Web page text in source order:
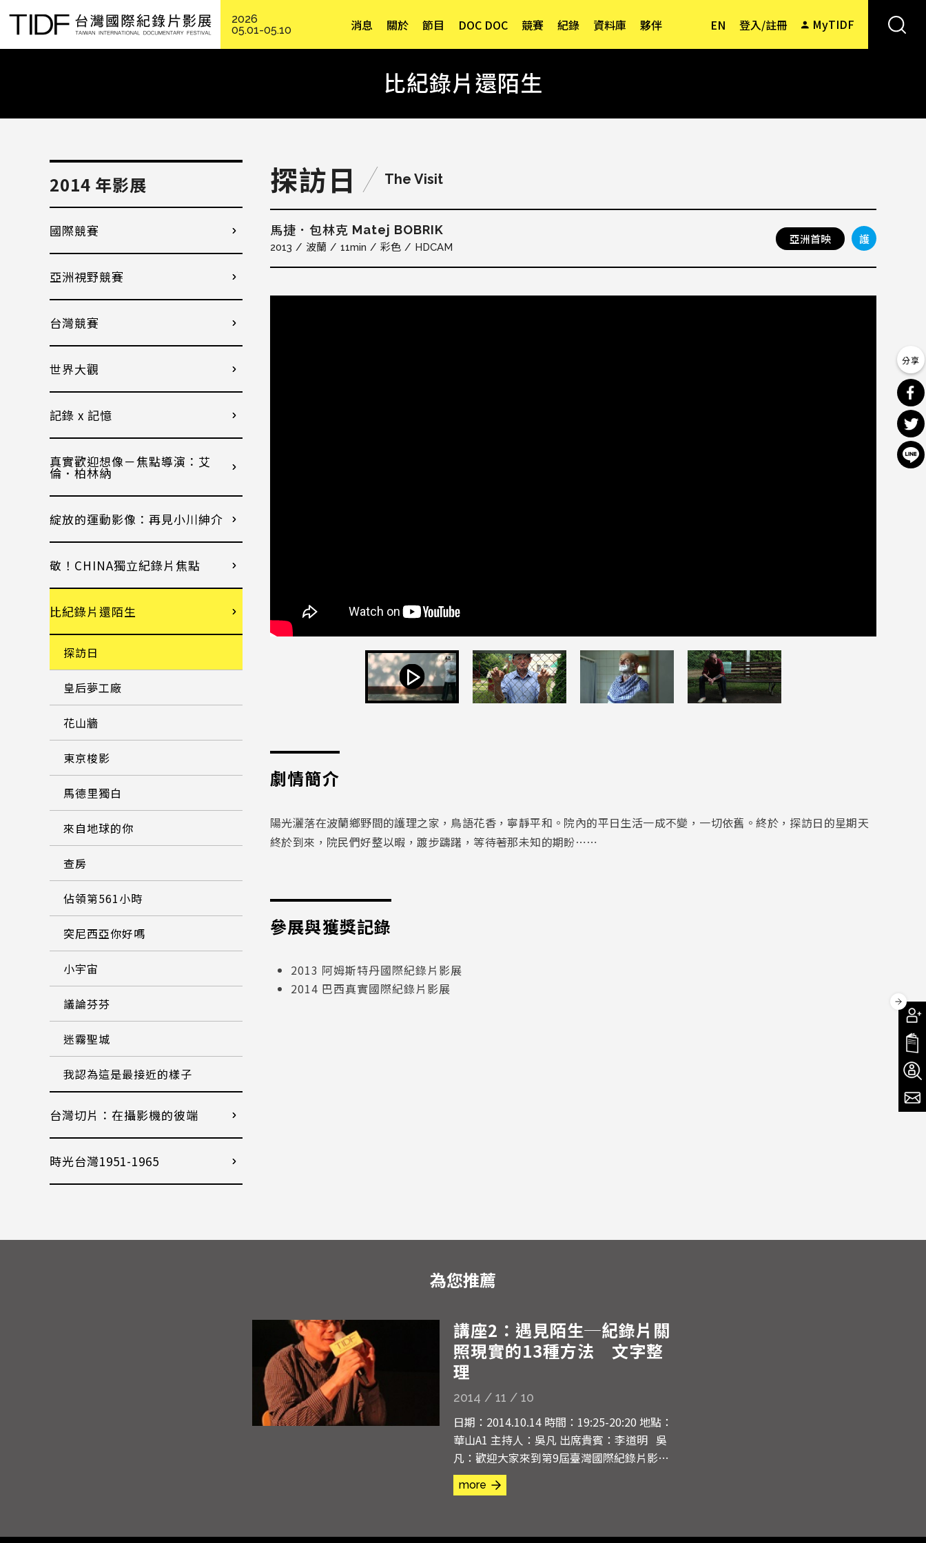
2026
05.01-05.10
EN 登入/註冊 MyTIDF
消息 關於 節目 DOC DOC 競賽 紀錄 資料庫 夥伴
比紀錄片還陌生
探訪日 The Visit
馬捷．包林克 Matej BOBRIK
2013 波蘭 11min 彩色 HDCAM
亞洲首映 護
劇情簡介
陽光灑落在波蘭鄉野間的護理之家，鳥語花香，寧靜平和。院內的平日生活一成不變，一切依舊。終於，探訪日的星期天
終於到來，院民們好整以暇，踱步躊躇，等待著那未知的期盼⋯⋯
參展與獲獎記錄
2013 阿姆斯特丹國際紀錄片影展
2014 巴西真實國際紀錄片影展
2014 年影展
國際競賽
亞洲視野競賽
台灣競賽
世界大觀
記錄 x 記憶
真實歡迎想像－焦點導演：艾
倫．柏林納
綻放的運動影像：再見小川紳介
敬！CHINA獨立紀錄片焦點
比紀錄片還陌生
探訪日
皇后夢工廠
花山牆
東京梭影
馬德里獨白
來自地球的你
查房
佔領第561小時
突尼西亞你好嗎
小宇宙
議論芬芬
迷霧聖城
我認為這是最接近的樣子
台灣切片：在攝影機的彼端
時光台灣1951-1965
為您推薦
講座2：遇見陌生─紀錄片關
照現實的13種方法 文字整
理
2014 / 11 / 10
日期：2014.10.14 時間：19:25-20:20 地點：
華山A1 主持人：吳凡 出席貴賓：李道明 吳
凡：歡迎大家來到第9屆臺灣國際紀錄片影
展，我們今天放映的是遇見陌生#3，今年影
展有一個特別的單元叫做「比紀錄片還陌
more